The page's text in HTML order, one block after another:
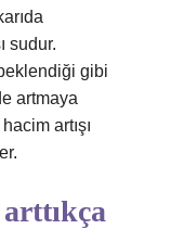
sudur.
gibi
artmaya
artışı